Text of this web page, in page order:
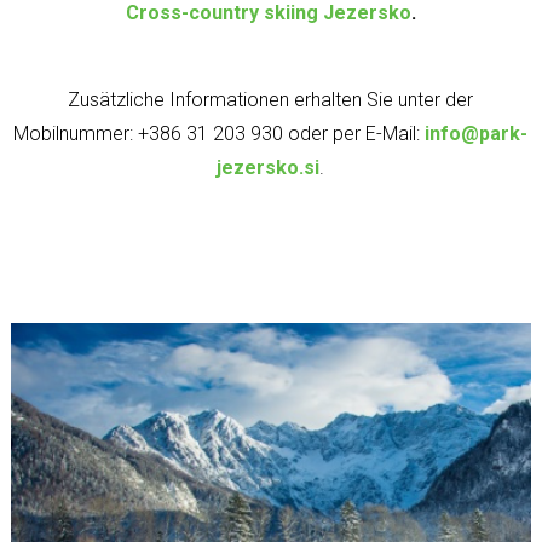
Cross-country skiing Jezersko.
Zusätzliche Informationen erhalten Sie unter der
Mobilnummer: +386 31 203 930 oder per E-Mail: info@park-
jezersko.si.